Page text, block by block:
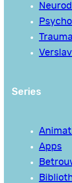
Trauma
Series
Apps